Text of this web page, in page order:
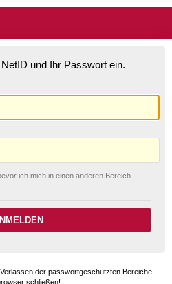
und Ihr Passwort ein.
ich mich in einen anderen Bereich
der passwortgeschützten Bereiche
schließen!